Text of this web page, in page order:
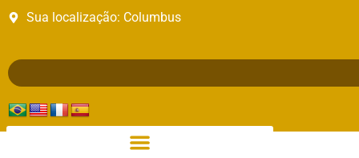
Sua localização: Columbus